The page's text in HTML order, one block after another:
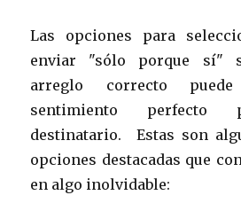
Las opciones para
enviar "sólo porque sí"
arreglo correcto
sentimiento perfecto
destinatario. Estas son
opciones destacadas que
en algo inolvidable: